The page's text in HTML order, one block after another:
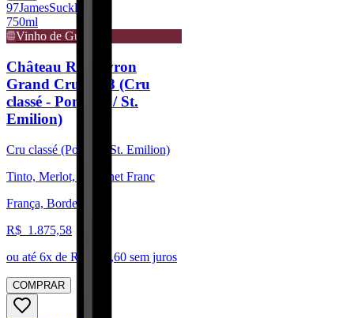
97JamesSuckling
750ml
Vinho de Guarda
Château Rocheyron
Grand Cru 2018 (Cru
classé - Pomerol / St.
Emilion)
Cru classé (Pomerol/St. Emilion)
Tinto, Merlot, Cabernet Franc
França, Bordeaux
R$ 1.875,58
ou até 6x de R$ 312,60 sem juros
COMPRAR